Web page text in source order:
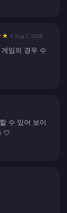
★ Aug 7, 2026
임의 경우 수
수 있어 보이
🤍